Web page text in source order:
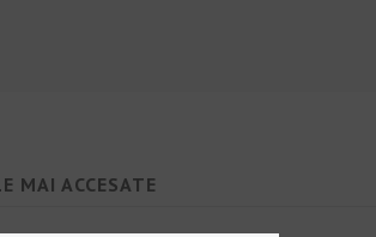
MAI ACCESATE